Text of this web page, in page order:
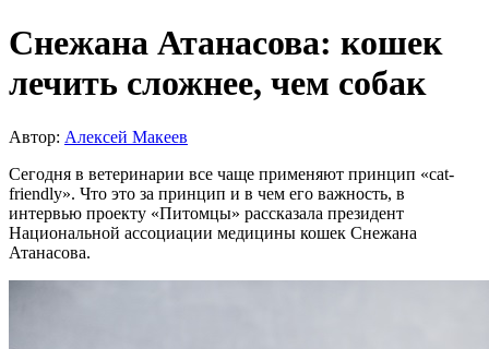
Снежана Атанасова: кошек
лечить сложнее, чем собак
Автор: Алексей Макеев
Сегодня в ветеринарии все чаще применяют принцип «cat-
friendly». Что это за принцип и в чем его важность, в
интервью проекту «Питомцы» рассказала президент
Национальной ассоциации медицины кошек Снежана
Атанасова.